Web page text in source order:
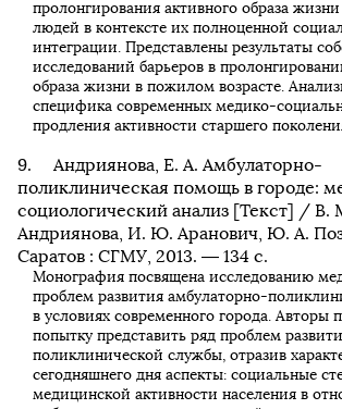
пролонгирования активного образа
людей в контексте их полноценной
интеграции. Представлены результаты
исследований барьеров в
образа жизни в пожилом возрасте.
специфика современных медико-
продления активности старшего
Андриянова, Е. А. Амбулаторно-
поликлиническая помощь в городе:
социологический анализ [Текст] / В.
Андриянова, И. Ю. Аранович, Ю. А.
Саратов : СГМУ, 2013. — 134 с.
Монография посвящена исследованию
проблем развития амбулаторно-
в условиях современного города. Авторы
попытку представить ряд проблем
поликлинической службы, отразив
сегодняшнего дня аспекты: социальные
медицинской активности населения в